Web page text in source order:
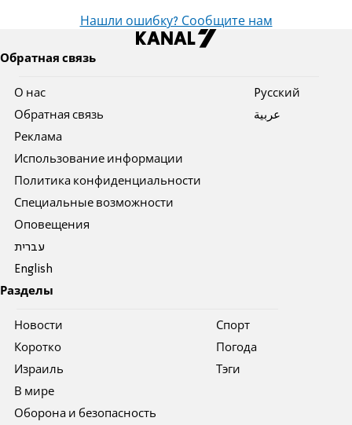
Нашли ошибку? Сообщите нам
Обратная связь
О нас
Обратная связь
Реклама
Использование информации
Политика конфиденциальности
Специальные возможности
Оповещения
עברית
English
Pусский
عربية
Разделы
Новости
Коротко
Израиль
В мире
Оборона и безопасность
Спорт
Погода
Тэги